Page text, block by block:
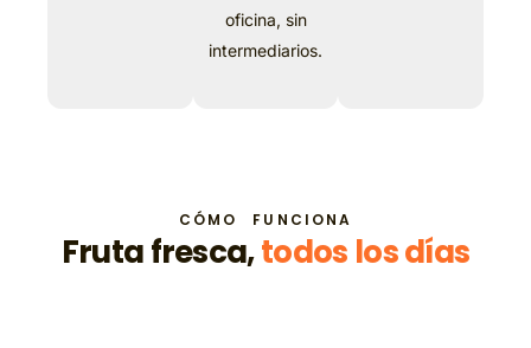
oficina, sin
intermediarios.
CÓMO FUNCIONA
Frutafresca,todos losdías